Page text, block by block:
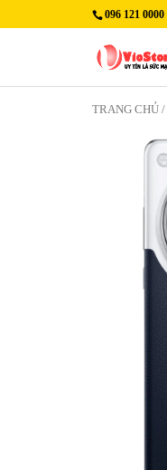
096 121 0000
TRANG CHỦ /